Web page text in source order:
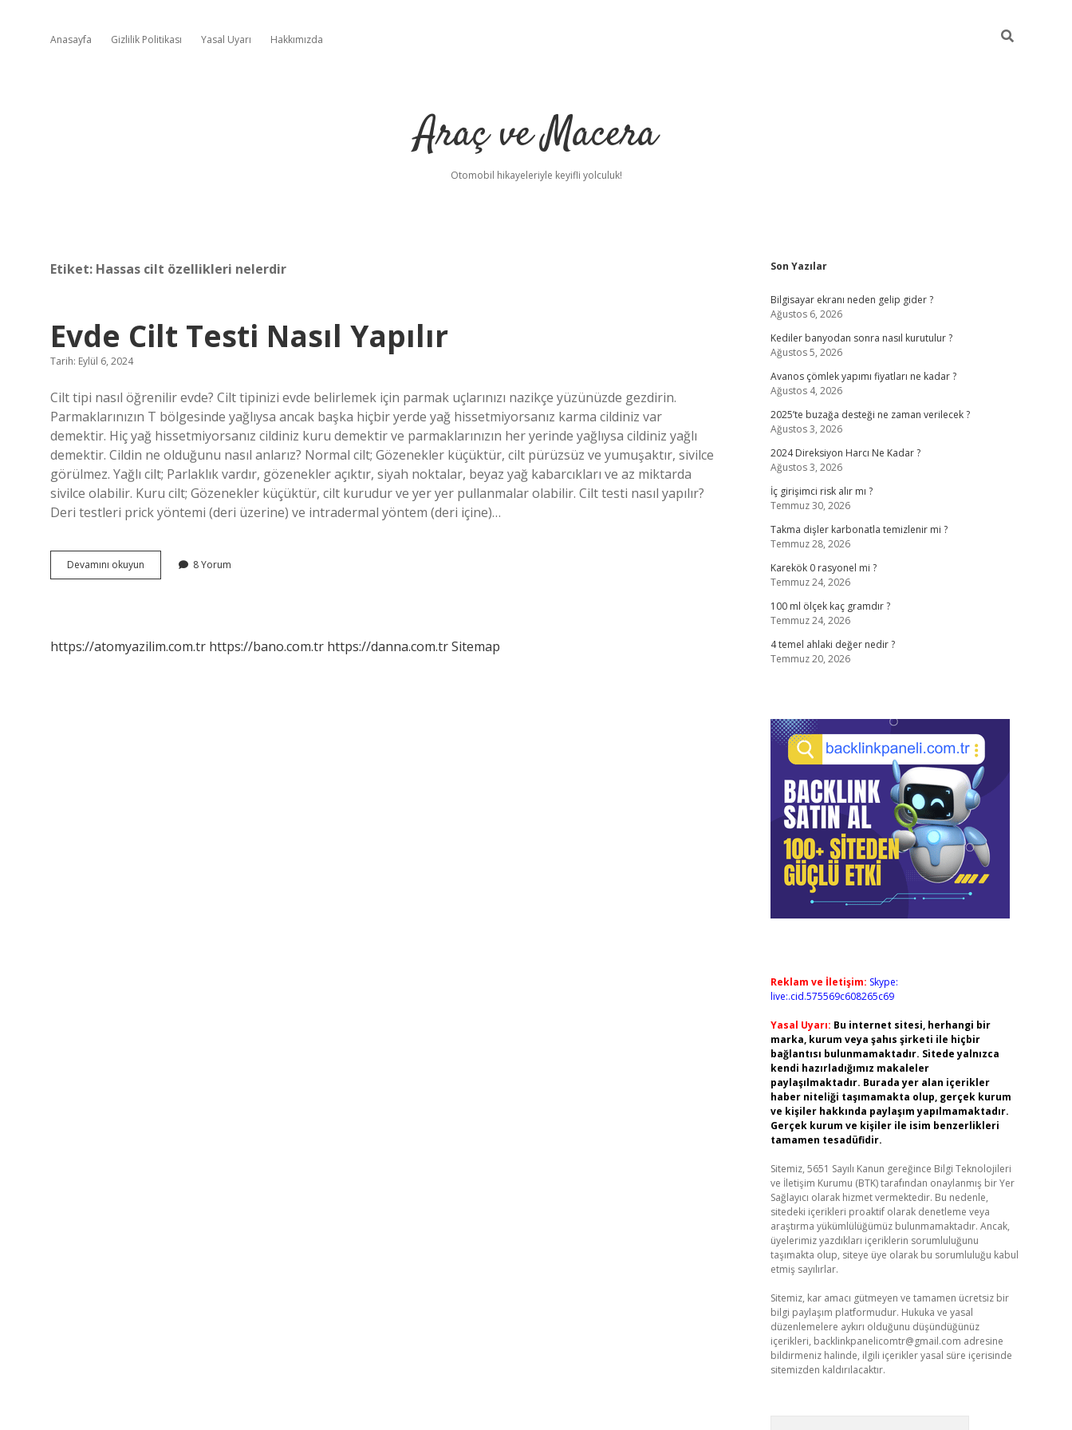
Anasayfa Gizlilik Politikası Yasal Uyarı Hakkımızda
Araç ve Macera
Otomobil hikayeleriyle keyifli yolculuk!
Etiket: Hassas cilt özellikleri nelerdir
Evde Cilt Testi Nasıl Yapılır
Tarih: Eylül 6, 2024
Cilt tipi nasıl öğrenilir evde? Cilt tipinizi evde belirlemek için parmak uçlarınızı nazikçe yüzünüzde gezdirin.
Parmaklarınızın T bölgesinde yağlıysa ancak başka hiçbir yerde yağ hissetmiyorsanız karma cildiniz var
demektir. Hiç yağ hissetmiyorsanız cildiniz kuru demektir ve parmaklarınızın her yerinde yağlıysa cildiniz yağlı
demektir. Cildin ne olduğunu nasıl anlarız? Normal cilt; Gözenekler küçüktür, cilt pürüzsüz ve yumuşaktır, sivilce
görülmez. Yağlı cilt; Parlaklık vardır, gözenekler açıktır, siyah noktalar, beyaz yağ kabarcıkları ve az miktarda
sivilce olabilir. Kuru cilt; Gözenekler küçüktür, cilt kurudur ve yer yer pullanmalar olabilir. Cilt testi nasıl yapılır?
Deri testleri prick yöntemi (deri üzerine) ve intradermal yöntem (deri içine)…
Devamını okuyun
Cilt
8 Yorum
https://atomyazilim.com.tr https://bano.com.tr https://danna.com.trSitemap
Sidebar
Son Yazılar
Bilgisayar ekranı neden gelip gider ?
Ağustos 6, 2026
Kediler banyodan sonra nasıl kurutulur ?
Ağustos 5, 2026
Avanos çömlek yapımı fiyatları ne kadar ?
Ağustos 4, 2026
2025’te buzağa desteği ne zaman verilecek ?
Ağustos 3, 2026
2024 Direksiyon Harcı Ne Kadar ?
Ağustos 3, 2026
İç girişimci risk alır mı ?
Temmuz 30, 2026
Takma dişler karbonatla temizlenir mi ?
Temmuz 28, 2026
Karekök 0 rasyonel mi ?
Temmuz 24, 2026
100 ml ölçek kaç gramdır ?
Temmuz 24, 2026
4 temel ahlaki değer nedir ?
Temmuz 20, 2026
Reklam ve İletişim: Skype:
live:.cid.575569c608265c69
Yasal Uyarı: Bu internet sitesi, herhangi bir
marka, kurum veya şahıs şirketi ile hiçbir
bağlantısı bulunmamaktadır. Sitede yalnızca
kendi hazırladığımız makaleler
paylaşılmaktadır. Burada yer alan içerikler
haber niteliği taşımamakta olup, gerçek kurum
ve kişiler hakkında paylaşım yapılmamaktadır.
Gerçek kurum ve kişiler ile isim benzerlikleri
tamamen tesadüfidir.
Sitemiz, 5651 Sayılı Kanun gereğince Bilgi Teknolojileri
ve İletişim Kurumu (BTK) tarafından onaylanmış bir Yer
Sağlayıcı olarak hizmet vermektedir. Bu nedenle,
sitedeki içerikleri proaktif olarak denetleme veya
araştırma yükümlülüğümüz bulunmamaktadır. Ancak,
üyelerimiz yazdıkları içeriklerin sorumluluğunu
taşımakta olup, siteye üye olarak bu sorumluluğu kabul
etmiş sayılırlar.
Sitemiz, kar amacı gütmeyen ve tamamen ücretsiz bir
bilgi paylaşım platformudur. Hukuka ve yasal
düzenlemelere aykırı olduğunu düşündüğünüz
içerikleri, backlinkpanelicomtr@gmail.com adresine
bildirmeniz halinde, ilgili içerikler yasal süre içerisinde
sitemizden kaldırılacaktır.